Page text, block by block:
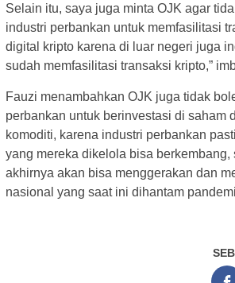
Selain itu, saya juga minta OJK agar
industri perbankan untuk memfasilitasi
digital kripto karena di luar negeri juga
sudah memfasilitasi transaksi kripto,”
Fauzi menambahkan OJK juga tidak
perbankan untuk berinvestasi di saham
komoditi, karena industri perbankan
yang mereka dikelola bisa berkembang,
akhirnya akan bisa menggerakan dan
nasional yang saat ini dihantam